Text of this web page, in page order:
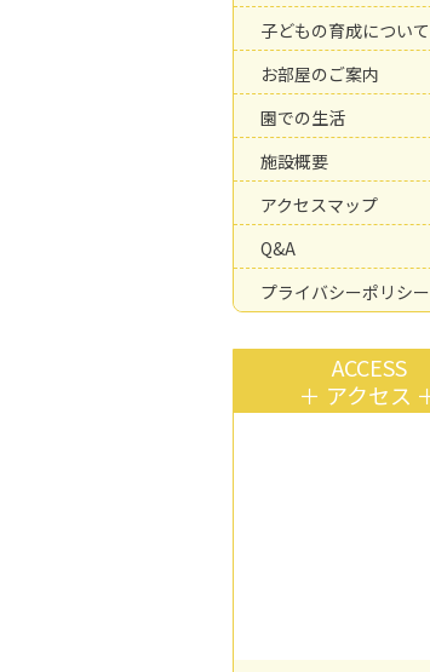
子どもの育成について
お部屋のご案内
園での生活
施設概要
アクセスマップ
Q&A
プライバシーポリシー